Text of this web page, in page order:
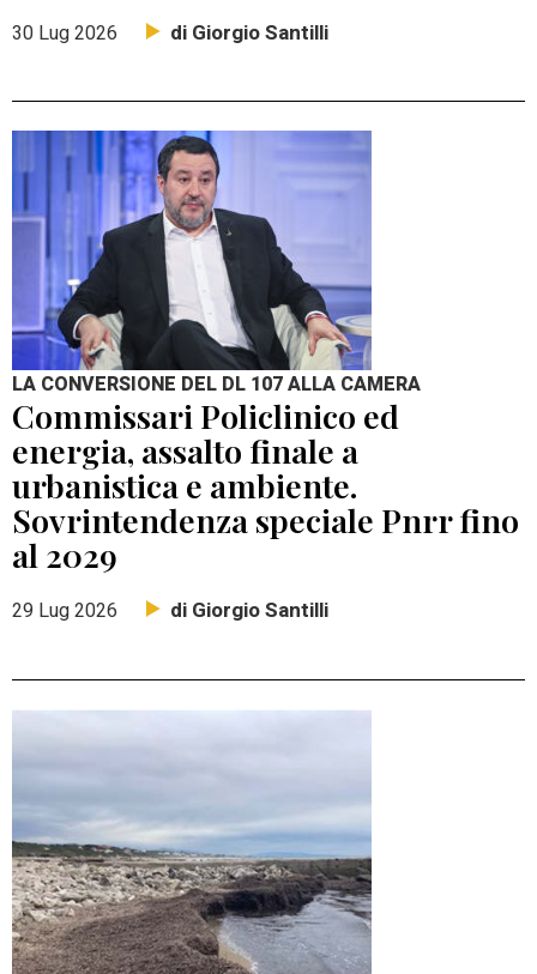
30 Lug 2026 di Giorgio Santilli
LA CONVERSIONE DEL DL 107 ALLA CAMERA
Commissari Policlinico ed
energia, assalto finale a
urbanistica e ambiente.
Sovrintendenza speciale Pnrr fino
al 2029
29 Lug 2026 di Giorgio Santilli